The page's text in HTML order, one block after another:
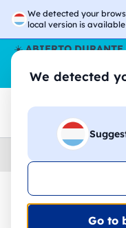
We detected your
local version is
We detected
Go to
☀️ABIERTO
pedidos durante todo el
Home
🔥 -30% de